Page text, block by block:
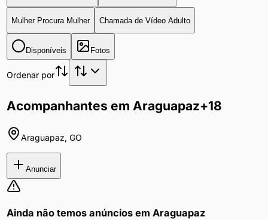
Mulher Procura Mulher Chamada de Vídeo Adulto
Disponíveis Fotos
Ordenar por
Acompanhantes em Araguapaz+18
Araguapaz, GO
Anunciar
Ainda não temos anúncios em Araguapaz